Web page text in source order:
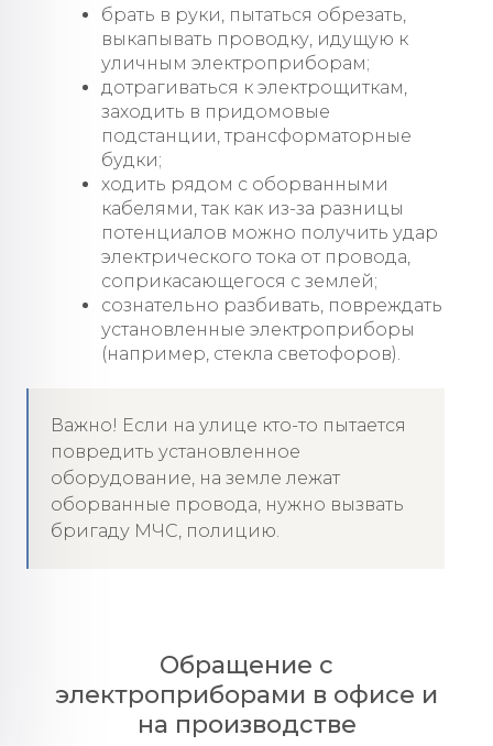
брать в руки, пытаться обрезать,
выкапывать проводку, идущую к
уличным электроприборам;
дотрагиваться к электрощиткам,
заходить в придомовые
подстанции, трансформаторные
будки;
ходить рядом с оборванными
кабелями, так как из-за разницы
потенциалов можно получить удар
электрического тока от провода,
соприкасающегося с землей;
сознательно разбивать, повреждать
установленные электроприборы
(например, стекла светофоров).
Важно! Если на улице кто-то пытается
повредить установленное
оборудование, на земле лежат
оборванные провода, нужно вызвать
бригаду МЧС, полицию.
Обращение с
электроприборами в офисе и
на производстве